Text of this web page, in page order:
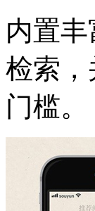
内置
检索
门槛。